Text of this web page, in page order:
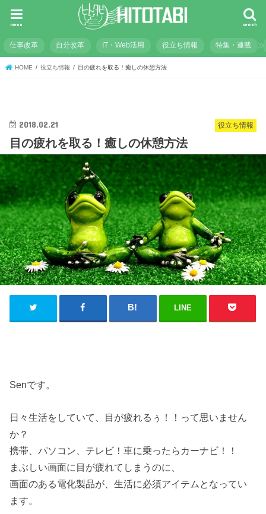
search
menu
仕事改革 自分改革 IT・Web活用 役立ち情報 特集・連載
HOME 役立ち情報 目の疲れを取る！癒しの休憩方法
役立ち情報
2018.02.21
目の疲れを取る！癒しの休憩方法
LINE
Senです。
日々生活をしていて、目が疲れるぅ！！って思いません
か？
携帯、パソコン、テレビ！車に乗ったらカーナビ！！
まぶしい画面に目が疲れてしまうのに、
画面のある電化製品が、生活に必須アイテムとなってい
ます。